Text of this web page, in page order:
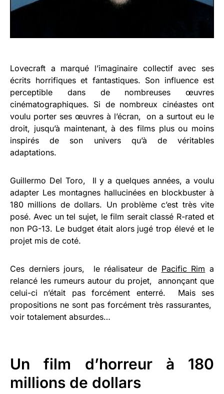
Lovecraft a marqué l’imaginaire collectif avec ses
écrits horrifiques et fantastiques. Son influence est
perceptible dans de nombreuses œuvres
cinématographiques. Si de nombreux cinéastes ont
voulu porter ses œuvres à l’écran, on a surtout eu le
droit, jusqu’à maintenant, à des films plus ou moins
inspirés de son univers qu’à de véritables
adaptations.
Guillermo Del Toro, Il y a quelques années, a voulu
adapter Les montagnes hallucinées en blockbuster à
180 millions de dollars. Un problème c’est très vite
posé. Avec un tel sujet, le film serait classé R-rated et
non PG-13. Le budget était alors jugé trop élevé et le
projet mis de coté.
Ces derniers jours, le réalisateur de Pacific Rim a
relancé les rumeurs autour du projet, annonçant que
celui-ci n’était pas forcément enterré. Mais ses
propositions ne sont pas forcément très rassurantes,
voir totalement absurdes…
Un film d’horreur à 180
millions de dollars